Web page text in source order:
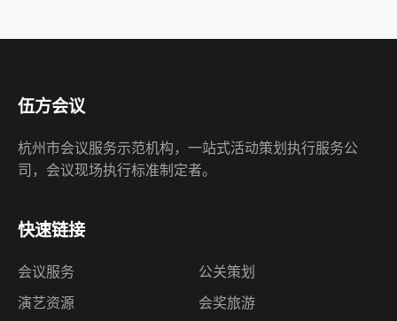
伍方会议
杭州市会议服务示范机构，一站式活动策划执行服务公
司，会议现场执行标准制定者。
快速链接
会议服务
公关策划
演艺资源
会奖旅游